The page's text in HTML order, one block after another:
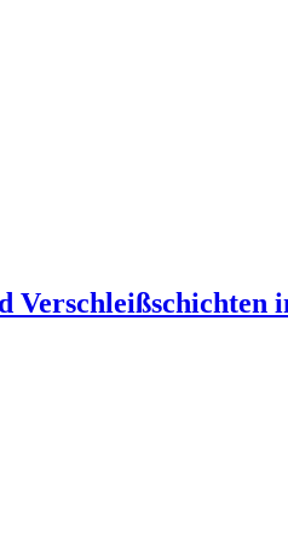
Verschleißschichten